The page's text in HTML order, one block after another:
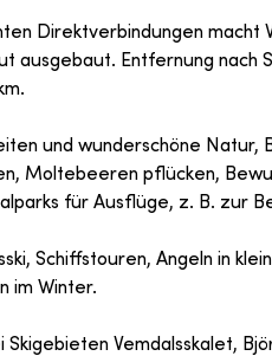
Direktverbindungen macht
ausgebaut. Entfernung nach
und wunderschöne Natur,
Moltebeeren pflücken,
für Ausflüge, z. B. zur
Schiffstouren, Angeln in
im Winter.
Skigebieten Vemdalsskalet,